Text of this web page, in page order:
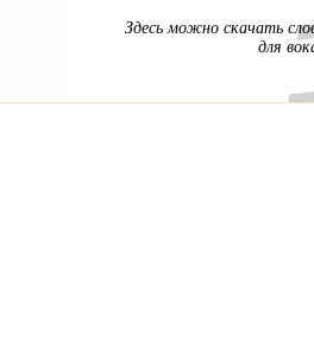
Здесь можно скачать
для